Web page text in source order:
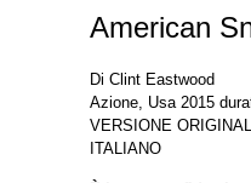
American
Di Clint Eastwood
Azione, Usa 2015
VERSIONE
ITALIANO